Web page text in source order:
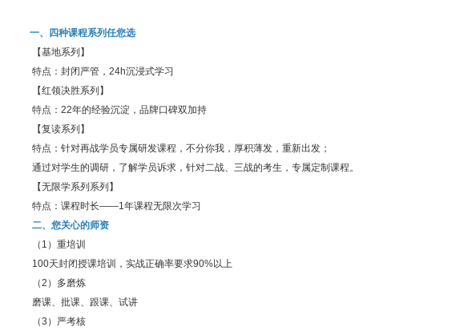
一、四种课程系列任您选
【基地系列】
特点：封闭严管，24h沉浸式学习
【红领决胜系列】
特点：22年的经验沉淀，品牌口碑双加持
【复读系列】
特点：针对再战学员专属研发课程，不分你我，厚积薄发，重新出发；
通过对学生的调研，了解学员诉求，针对二战、三战的考生，专属定制课程。
【无限学系列系列】
特点：课程时长——1年课程无限次学习
二、您关心的师资
（1）重培训
100天封闭授课培训，实战正确率要求90%以上
（2）多磨炼
磨课、批课、跟课、试讲
（3）严考核